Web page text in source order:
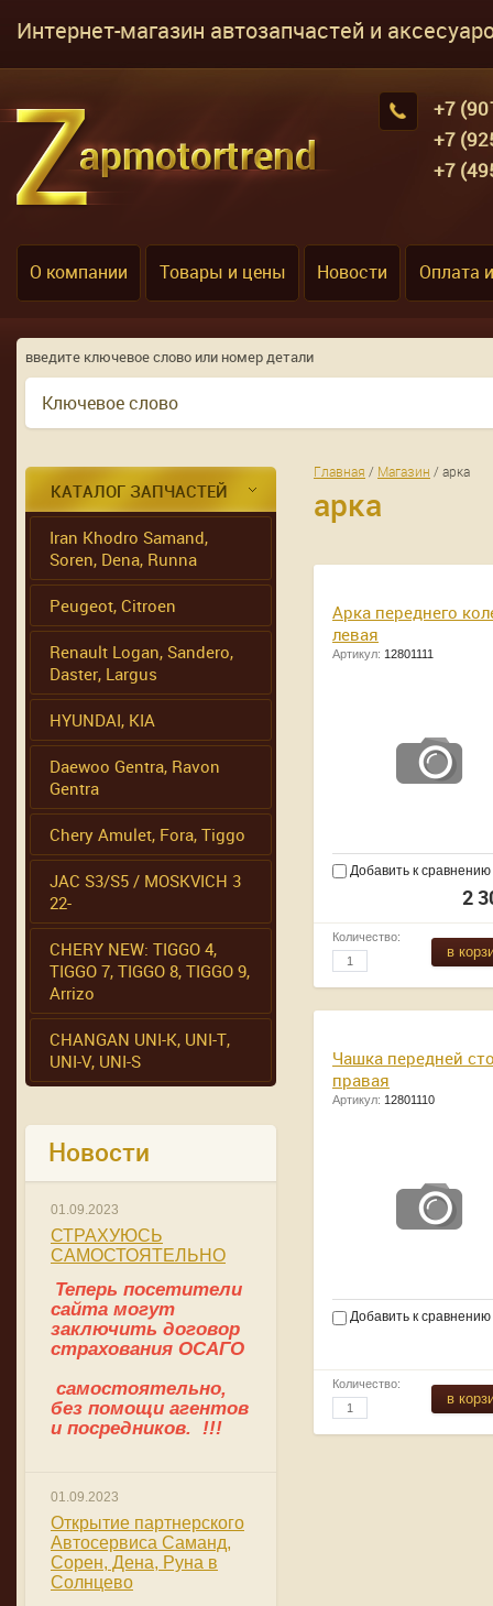
Интернет-магазин автозапчастей и
+7
+7
+7
О компании Товары и цены Новости Оплата
введите ключевое слово или номер детали
Главная / Магазин /арка
арка
Арка переднего
левая
Артикул: 12801111
Добавить к сравнению
2
Количество:
в
Чашка передней
правая
Артикул: 12801110
Добавить к сравнению
Количество:
в
КАТАЛОГ ЗАПЧАСТЕЙ
Iran Khodro Samand,
Soren, Dena, Runna
Peugeot, Citroen
Renault Logan, Sandero,
Daster, Largus
HYUNDAI, KIA
Daewoo Gentra, Ravon
Gentra
Chery Amulet, Fora, Tiggo
JAC S3/S5 / MOSKVICH 3
22-
CHERY NEW: TIGGO 4,
TIGGO 7, TIGGO 8, TIGGO 9,
Arrizo
CHANGAN UNI-K, UNI-T,
UNI-V, UNI-S
Новости
01.09.2023
СТРАХУЮСЬ
САМОСТОЯТЕЛЬНО
Теперь посетители
сайта могут
заключить договор
страхования ОСАГО
самостоятельно,
без помощи агентов
и посредников. !!!
01.09.2023
Открытие партнерского
Автосервиса Саманд,
Сорен, Дена, Руна в
Солнцево